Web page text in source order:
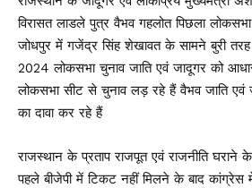
विरासत लाडले पुत्र वैभव गहलोत पिछला
जोधपुर में गजेंद्र सिंह शेखावत के सामने बुरी तरह
2024 लोकसभा चुनाव जाति एवं जादूगर को आधार
लोकसभा सीट से चुनाव लड़ रहे हैं वैभव जाति
का दावा कर रहे हैं
राजस्थान के प्रताप राजपूत एवं राजनीति
पहले बीजेपी में टिकट नहीं मिलने के बाद कांग्रेस